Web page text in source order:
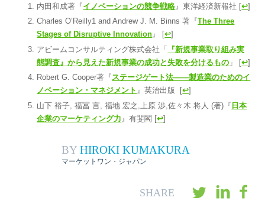
内田和成著 『イノベーションの競争戦略 』東洋経済新報社 [↩]
Charles O’Reilly1 and Andrew J. M. Binns 著『The Three
Stages of Disruptive Innovation』 [↩]
アビームコンサルティング株式会社 「 『新規事業取り組み実
態調査 』から見えた新規事業の成功と失敗を分けるもの 」 [↩]
Robert G. Cooper著『ステージゲート法――製造業のためのイ
ノベーション・マネジメント 』英治出版 [↩]
山下 裕子 ,福冨 言 ,福地 宏之 上原 渉 ,佐々木 将人 (著) 『 日本
企業のマーケティング力 』有斐閣 [↩]
BYHIROKI KUMAKURA
マーケットワン・ジャパン